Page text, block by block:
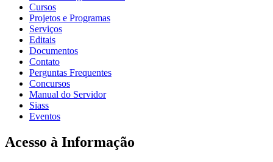
Cursos
Projetos e Programas
Serviços
Editais
Documentos
Contato
Perguntas Frequentes
Concursos
Manual do Servidor
Siass
Eventos
Acesso à Informação